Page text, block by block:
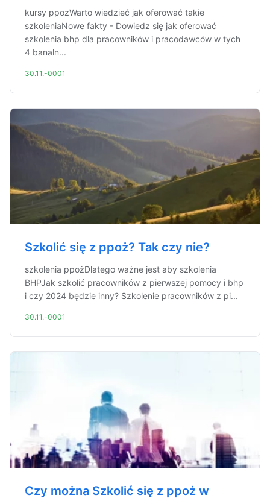
kursy ppozWarto wiedzieć jak oferować takie
szkoleniaNowe fakty - Dowiedz się jak oferować
szkolenia bhp dla pracowników i pracodawców w tych
4 banaln...
30.11.-0001
Szkolić się z ppoż? Tak czy nie?
szkolenia ppożDlatego ważne jest aby szkolenia
BHPJak szkolić pracowników z pierwszej pomocy i bhp
i czy 2024 będzie inny? Szkolenie pracowników z pi...
30.11.-0001
Czy można Szkolić się z ppoż w